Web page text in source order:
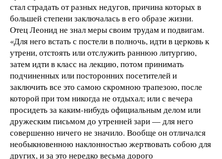
стал страдать от разных недугов, причина которых в
большей степени заключалась в его образе жизни.
Отец Леонид не знал меры своим трудам и подвигам.
«Для него встать с постели в полночь, идти в церковь к
утрени, отстоять или отслужить раннюю литургию,
затем идти в класс на лекцию, потом принимать
подчиненных или посторонних посетителей и
заключить все это самою скромною трапезою, после
которой при том никогда не отдыхал; или с вечера
просидеть за каким-нибудь официальным делом или
дружеским письмом до утренней зари — для него
совершенно ничего не значило. Вообще он отличался
необыкновенною наклонностью жертвовать собою для
других, и за это нередко весьма дорого